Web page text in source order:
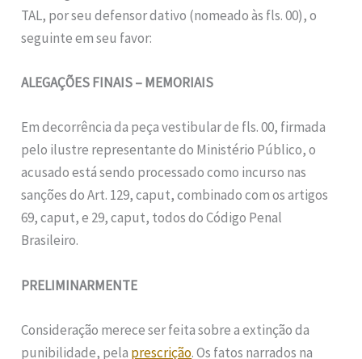
TAL, por seu defensor dativo (nomeado às fls. 00), o
seguinte em seu favor:
ALEGAÇÕES FINAIS – MEMORIAIS
Em decorrência da peça vestibular de fls. 00, firmada
pelo ilustre representante do Ministério Público, o
acusado está sendo processado como incurso nas
sanções do Art. 129, caput, combinado com os artigos
69, caput, e 29, caput, todos do Código Penal
Brasileiro.
PRELIMINARMENTE
Consideração merece ser feita sobre a extinção da
punibilidade, pela prescrição. Os fatos narrados na